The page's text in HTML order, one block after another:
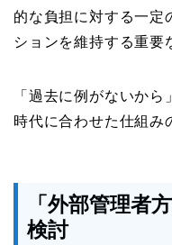
的な負担に対する一定
ションを維持する重要
「過去に例がないか
時代に合わせた仕組み
「外部管理者
検討